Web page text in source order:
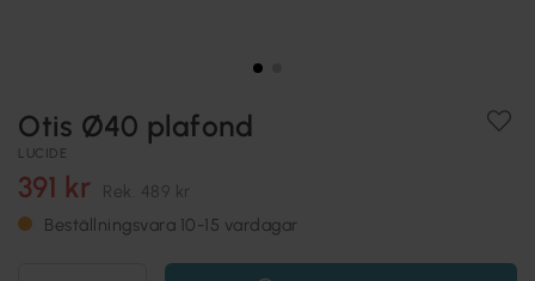
Otis Ø40 plafond
LUCIDE
391 kr Rek. 489 kr
Beställningsvara 10-15 vardagar